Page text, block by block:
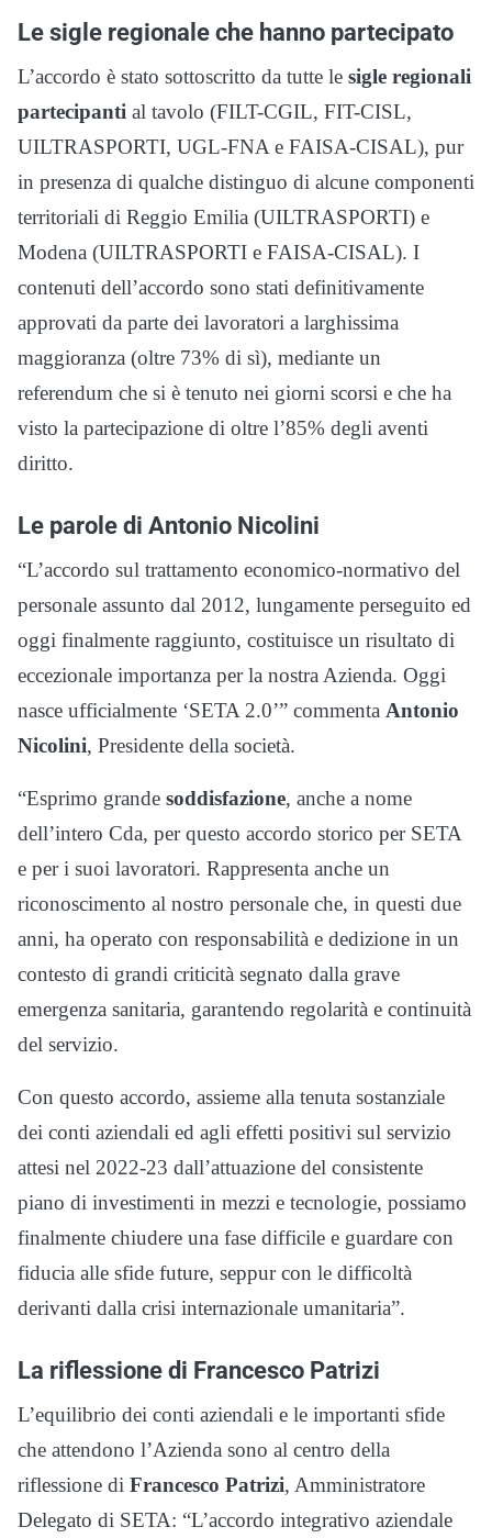
Le sigle regionale che hanno partecipato
L’accordo è stato sottoscritto da tutte le sigle regionali
partecipanti al tavolo (FILT-CGIL, FIT-CISL,
UILTRASPORTI, UGL-FNA e FAISA-CISAL), pur
in presenza di qualche distinguo di alcune componenti
territoriali di Reggio Emilia (UILTRASPORTI) e
Modena (UILTRASPORTI e FAISA-CISAL). I
contenuti dell’accordo sono stati definitivamente
approvati da parte dei lavoratori a larghissima
maggioranza (oltre 73% di sì), mediante un
referendum che si è tenuto nei giorni scorsi e che ha
visto la partecipazione di oltre l’85% degli aventi
diritto.
Le parole di Antonio Nicolini
“L’accordo sul trattamento economico-normativo del
personale assunto dal 2012, lungamente perseguito ed
oggi finalmente raggiunto, costituisce un risultato di
eccezionale importanza per la nostra Azienda. Oggi
nasce ufficialmente ‘SETA 2.0’” commenta Antonio
Nicolini, Presidente della società.
“Esprimo grande soddisfazione, anche a nome
dell’intero Cda, per questo accordo storico per SETA
e per i suoi lavoratori. Rappresenta anche un
riconoscimento al nostro personale che, in questi due
anni, ha operato con responsabilità e dedizione in un
contesto di grandi criticità segnato dalla grave
emergenza sanitaria, garantendo regolarità e continuità
del servizio.
Con questo accordo, assieme alla tenuta sostanziale
dei conti aziendali ed agli effetti positivi sul servizio
attesi nel 2022-23 dall’attuazione del consistente
piano di investimenti in mezzi e tecnologie, possiamo
finalmente chiudere una fase difficile e guardare con
fiducia alle sfide future, seppur con le difficoltà
derivanti dalla crisi internazionale umanitaria”.
La riflessione di Francesco Patrizi
L’equilibrio dei conti aziendali e le importanti sfide
che attendono l’Azienda sono al centro della
riflessione di Francesco Patrizi, Amministratore
Delegato di SETA: “L’accordo integrativo aziendale